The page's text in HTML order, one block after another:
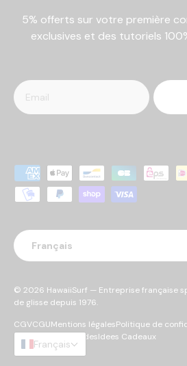
5% offerts sur votre première
exclusives et des tutoriels
Moyens de paiement acceptés
Langue
Français
© 2026 HawaiiSurf — Entreprise française
de glisse depuis 1976.
CGVCGUMentions légalesPolitique de
Cyber Monday
SoldesIdees Cadeaux
Français